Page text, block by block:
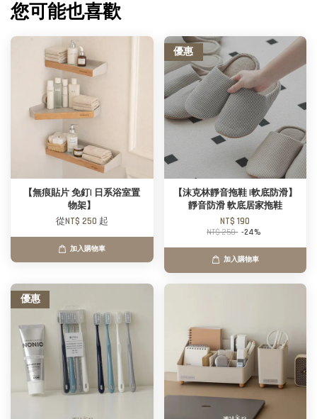
您可能也喜歡
【無痕貼片 免釘| 日系浴室置
物架】
從NT$ 250 起
加入購物車
優惠
【沫克林靜音拖鞋 |軟底防滑】
靜音防滑 軟底居家拖鞋
NT$ 190
NT$ 250 -24%
加入購物車
優惠